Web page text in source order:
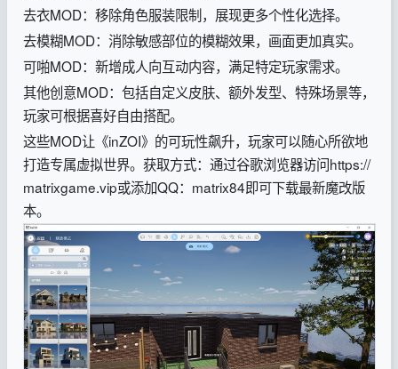
去衣MOD：移除角色服装限制，展现更多个性化选择。
去模糊MOD：消除敏感部位的模糊效果，画面更加真实。
可啪MOD：新增成人向互动内容，满足特定玩家需求。
其他创意MOD：包括自定义皮肤、额外发型、特殊场景等，
玩家可根据喜好自由搭配。
这些MOD让《inZOI》的可玩性飙升，玩家可以随心所欲地
打造专属虚拟世界。获取方式：通过谷歌浏览器访问https://
matrixgame.vip或添加QQ： matrix84即可下载最新魔改版
本。